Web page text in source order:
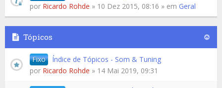
por Ricardo Rohde » 10 Dez 2015, 08:16 » em Geral
Tópicos
Fixo
Índice de Tópicos - Som & Tuning
por Ricardo Rohde » 14 Mai 2019, 09:31